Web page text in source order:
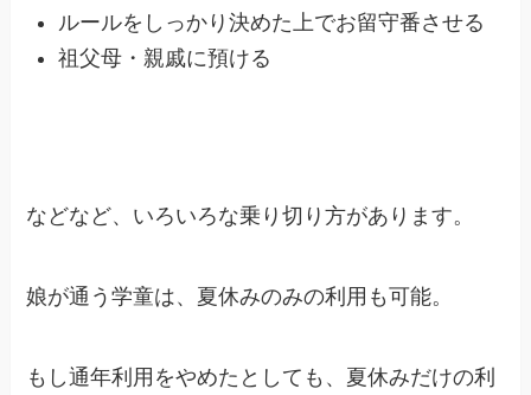
ルールをしっかり決めた上でお留守番させる
祖父母・親戚に預ける
などなど、いろいろな乗り切り方があります。
娘が通う学童は、夏休みのみの利用も可能。
もし通年利用をやめたとしても、夏休みだけの利